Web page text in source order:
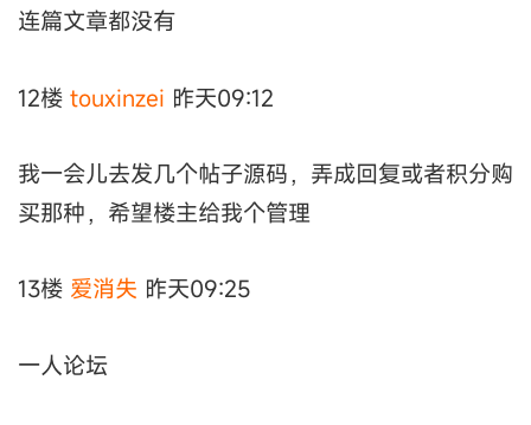
连篇文章都没有
12楼 touxinzei 昨天09:12
我一会儿去发几个帖子源码，弄成回复或者积分购
买那种，希望楼主给我个管理
13楼 爱消失 昨天09:25
一人论坛